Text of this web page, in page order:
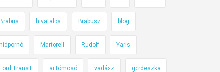
Brabus hivatalos Brabusz blog
hídpornó Martorell Rudolf Yaris
Ford Transit autómosó vadász gördeszka